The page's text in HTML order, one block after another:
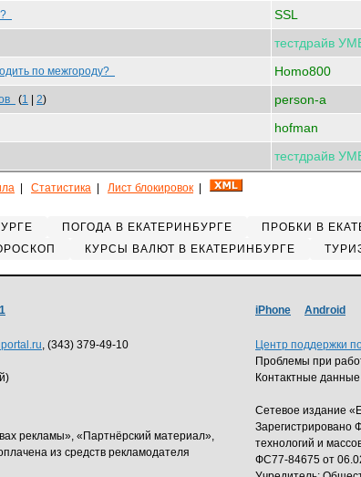
SSL
тестдрайв
по межгороду? Homo800
(1 2) person-a
hofman
тестдрайв
Статистика Лист блокировок
ПОГОДА В ЕКАТЕРИНБУРГЕ ПРОБКИ В
КУРСЫ ВАЛЮТ В ЕКАТЕРИНБУРГЕ
, (343) 379-49-10
рекламы», «Партнёрский материал»,
из средств рекламодателя
iPhone Android
Центр поддержки
Проблемы при
Контактные
Сетевое издание
Зарегистрировано
технологий и
ФС77-84675 от